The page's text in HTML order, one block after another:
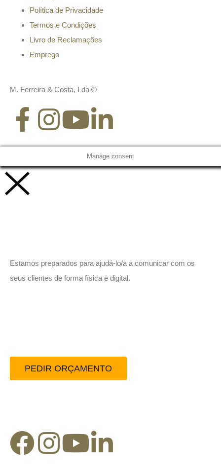
Política de Privacidade
Termos e Condições
Livro de Reclamações
Emprego
M. Ferreira & Costa, Lda ©
Manage consent
Estamos preparados para ajudá-lo/a a comunicar com os
seus clientes de forma física e digital.
PEDIR ORÇAMENTO